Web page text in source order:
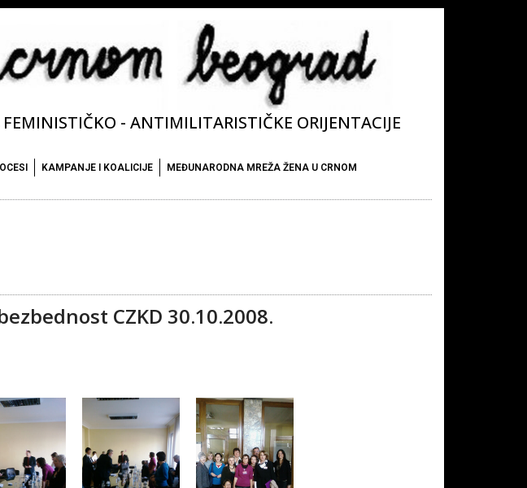
- ANTIMILITARISTIČKE ORIJENTACIJE
KAMPANJE I KOALICIJE MEĐUNARODNA MREŽA ŽENA U CRNOM
CZKD 30.10.2008.